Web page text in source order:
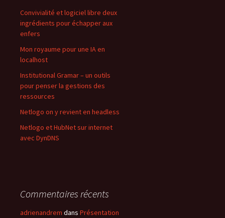
Convivialité et logiciel libre deux
ingrédients pour échapper aux
enfers
Mon royaume pour une IA en
localhost
Institutional Gramar – un outils
pour penser la gestions des
ressources
Netlogo on y revient en headless
Netlogo et HubNet sur internet
avec DynDNS
Commentaires récents
adrienandrem dans Présentation